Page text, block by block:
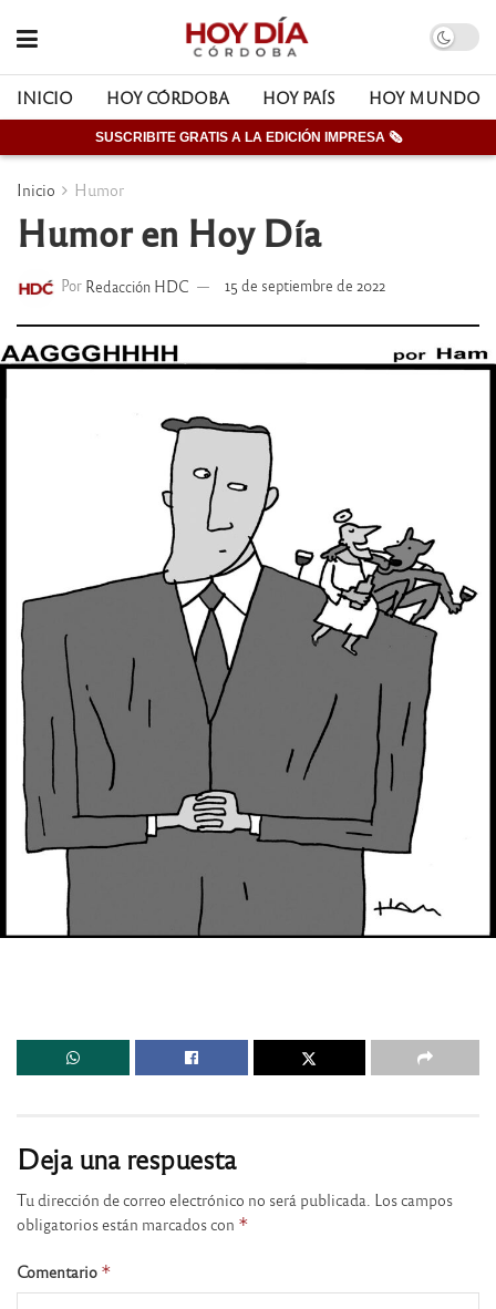
INICIO HOY CÓRDOBA HOY PAÍS HOY MUNDO
SUSCRIBITE GRATIS A LA EDICIÓN IMPRESA 🗞
Inicio Humor
Humor en Hoy Día
Por Redacción HDC 15 de septiembre de 2022
Deja una respuesta
Tu dirección de correo electrónico no será publicada. Los campos
obligatorios están marcados con *
Comentario *